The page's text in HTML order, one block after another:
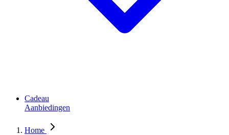
Cadeau
Aanbiedingen
Home